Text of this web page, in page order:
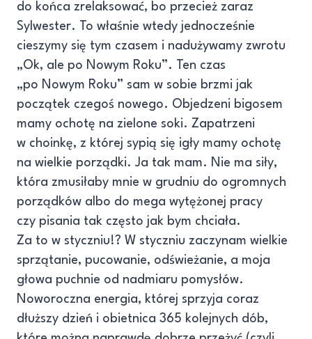
do końca zrelaksować, bo przecież zaraz
Sylwester. To właśnie wtedy jednocześnie
cieszymy się tym czasem i nadużywamy zwrotu
„Ok, ale po Nowym Roku”. Ten czas
„po Nowym Roku” sam w sobie brzmi jak
początek czegoś nowego. Objedzeni bigosem
mamy ochotę na zielone soki. Zapatrzeni
w choinkę, z której sypią się igły mamy ochotę
na wielkie porządki. Ja tak mam. Nie ma siły,
która zmusiłaby mnie w grudniu do ogromnych
porządków albo do mega wytężonej pracy
czy pisania tak często jak bym chciała.
Za to w styczniu!? W styczniu zaczynam wielkie
sprzątanie, pucowanie, odświeżanie, a moja
głowa puchnie od nadmiaru pomysłów.
Noworoczna energia, której sprzyja coraz
dłuższy dzień i obietnica 365 kolejnych dób,